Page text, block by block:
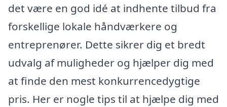
det være en god idé at indhente tilbud fra
forskellige lokale håndværkere og
entreprenører. Dette sikrer dig et bredt
udvalg af muligheder og hjælper dig med
at finde den mest konkurrencedygtige
pris. Her er nogle tips til at hjælpe dig med